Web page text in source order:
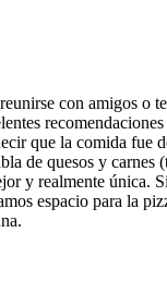
con amigos o
que la comida fue
de quesos y carnes
y realmente única.
espacio para la